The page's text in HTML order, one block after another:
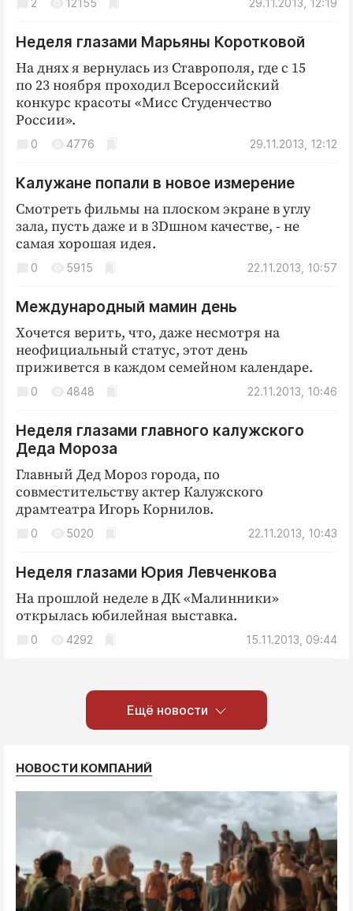
29.11.2013, 12:19
2 12155
Неделя глазами Марьяны Коротковой
На днях я вернулась из Ставрополя, где с 15
по 23 ноября проходил Всероссийский
конкурс красоты «Мисс Студенчество
России».
29.11.2013, 12:12
0 4776
Калужане попали в новое измерение
Смотреть фильмы на плоском экране в углу
зала, пусть даже и в 3Dшном качестве, - не
самая хорошая идея.
22.11.2013, 10:57
0 5915
Международный мамин день
Хочется верить, что, даже несмотря на
неофициальный статус, этот день
приживется в каждом семейном календаре.
22.11.2013, 10:46
0 4848
Неделя глазами главного калужского
Деда Мороза
Главный Дед Мороз города, по
совместительству актер Калужского
драмтеатра Игорь Корнилов.
22.11.2013, 10:43
0 5020
Неделя глазами Юрия Левченкова
На прошлой неделе в ДК «Малинники»
открылась юбилейная выставка.
15.11.2013, 09:44
0 4292
Ещё новости
НОВОСТИ КОМПАНИЙ